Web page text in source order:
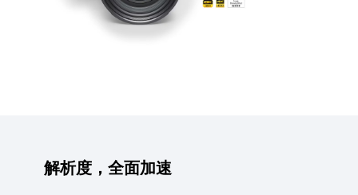
解析度，全面加速